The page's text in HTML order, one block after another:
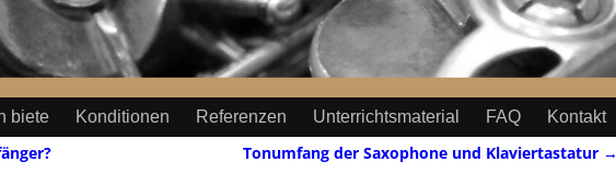
biete Konditionen Referenzen Unterrichtsmaterial FAQ Kontakt
Tonumfang der Saxophone und Klaviertastatur →